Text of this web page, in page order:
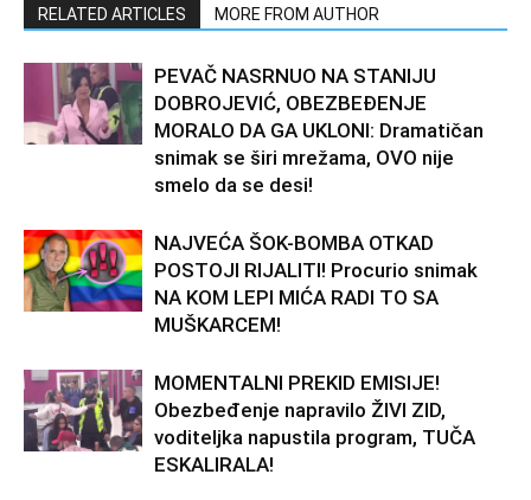
RELATED ARTICLES MORE FROM AUTHOR
PEVAČ NASRNUO NA STANIJU
DOBROJEVIĆ, OBEZBEĐENJE
MORALO DA GA UKLONI: Dramatičan
snimak se širi mrežama, OVO nije
smelo da se desi!
NAJVEĆA ŠOK-BOMBA OTKAD
POSTOJI RIJALITI! Procurio snimak
NA KOM LEPI MIĆA RADI TO SA
MUŠKARCEM!
MOMENTALNI PREKID EMISIJE!
Obezbeđenje napravilo ŽIVI ZID,
voditeljka napustila program, TUČA
ESKALIRALA!